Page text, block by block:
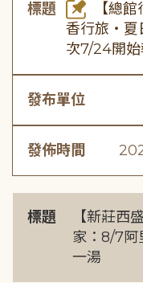
標題
【總
香行旅・
次7/24開始
發布單位
發佈時間
標題
【新莊西
家：8/7阿
一湯